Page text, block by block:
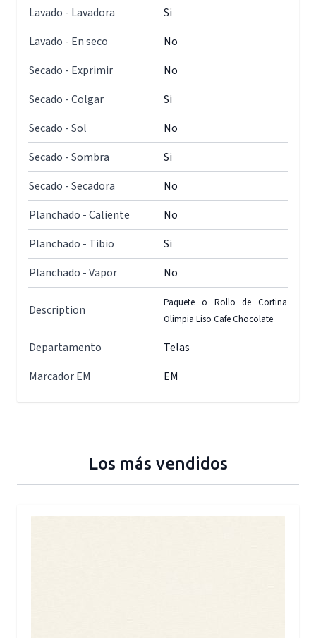
Lavado - Lavadora
Si
Lavado - En seco
No
Secado - Exprimir
No
Secado - Colgar
Si
Secado - Sol
No
Secado - Sombra
Si
Secado - Secadora
No
Planchado - Caliente
No
Planchado - Tibio
Si
Planchado - Vapor
No
Description
Paquete o Rollo de Cortina
Olimpia Liso Cafe Chocolate
Departamento
Telas
Marcador EM
EM
Los más vendidos